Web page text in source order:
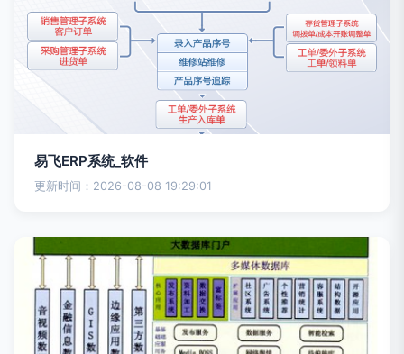
易飞ERP系统_软件
更新时间：2026-08-08 19:29:01